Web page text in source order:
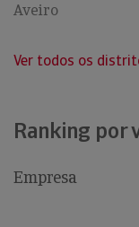
Aveiro
Ver todos os
Ranking por
Empresa